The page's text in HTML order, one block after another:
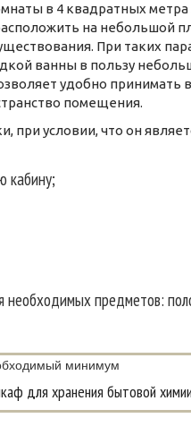
в 4 квадратных метра
на небольшой
При таких
ванны в пользу
удобно
помещения.
при условии, что он
кабину;
необходимых предметов:
для хранения бытовой химии